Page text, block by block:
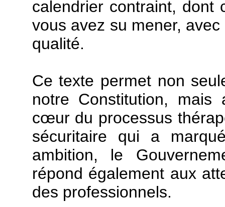
calendrier contraint, dont
vous avez su mener,
qualité.
Ce texte permet non
notre Constitution,
cœur du processus
sécuritaire qui a
ambition, le
répond également aux
des professionnels.